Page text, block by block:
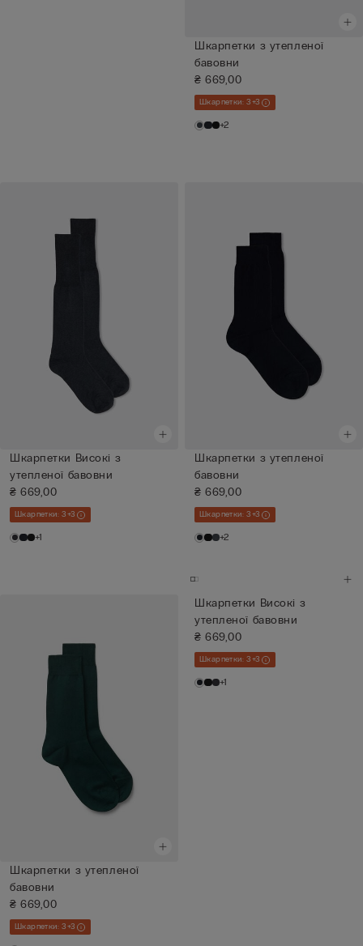
Шкарпетки з утепленої
бавовни
₴ 669,00
Шкарпетки: 3+3
+2
Шкарпетки Високі з
утепленої бавовни
₴ 669,00
Шкарпетки: 3+3
+1
Шкарпетки з утепленої
бавовни
₴ 669,00
Шкарпетки: 3+3
+2
Шкарпетки з утепленої
бавовни
₴ 669,00
Шкарпетки: 3+3
Шкарпетки Високі з
утепленої бавовни
₴ 669,00
Шкарпетки: 3+3
+1